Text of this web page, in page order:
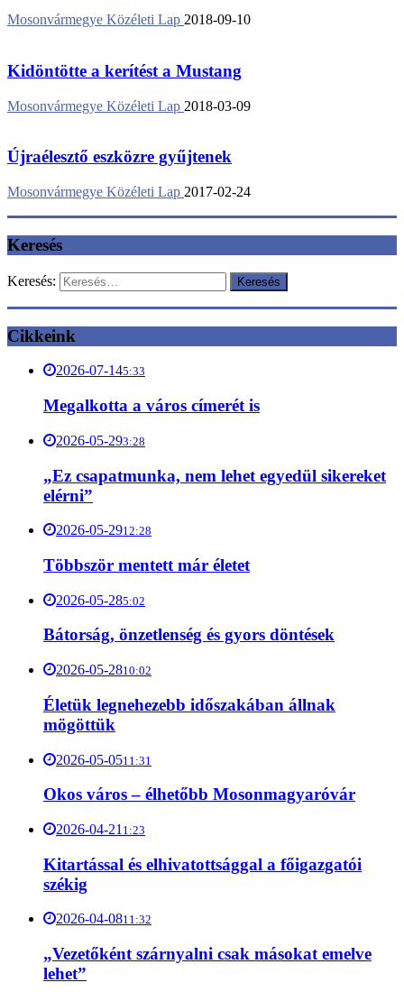
Mosonvármegye Közéleti Lap 2018-09-10
Kidöntötte a kerítést a Mustang
Mosonvármegye Közéleti Lap 2018-03-09
Újraélesztő eszközre gyűjtenek
Mosonvármegye Közéleti Lap 2017-02-24
Keresés
Keresés:
Cikkeink
2026-07-145:33
Megalkotta a város címerét is
2026-05-293:28
„Ez csapatmunka, nem lehet egyedül sikereket
elérni”
2026-05-2912:28
Többször mentett már életet
2026-05-285:02
Bátorság, önzetlenség és gyors döntések
2026-05-2810:02
Életük legnehezebb időszakában állnak
mögöttük
2026-05-0511:31
Okos város – élhetőbb Mosonmagyaróvár
2026-04-21 1:23
Kitartással és elhivatottsággal a főigazgatói
székig
2026-04-0811:32
„Vezetőként szárnyalni csak másokat emelve
lehet”